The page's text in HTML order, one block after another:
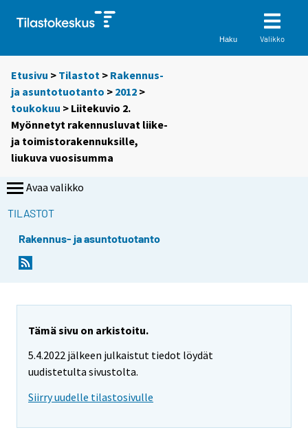
Haku Valikko
Etusivu > Tilastot > Rakennus-
ja asuntotuotanto > 2012 >
toukokuu > Liitekuvio 2.
Myönnetyt rakennusluvat liike-
ja toimistorakennuksille,
liukuva vuosisumma
Avaa valikko
TILASTOT
Rakennus- ja asuntotuotanto
Tämä sivu on arkistoitu.
5.4.2022 jälkeen julkaistut tiedot löydät
uudistetulta sivustolta.
Siirry uudelle tilastosivulle